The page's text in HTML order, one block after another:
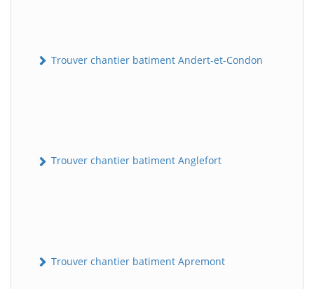
Trouver chantier batiment Andert-et-Condon
Trouver chantier batiment Anglefort
Trouver chantier batiment Apremont